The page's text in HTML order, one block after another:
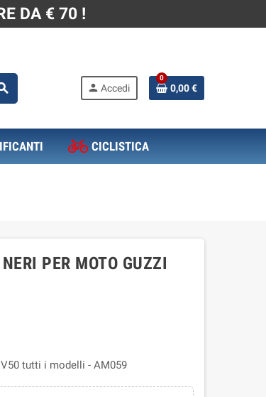
DA € 70 !
person Accedi
0
0,00 €
CICLISTICA
PER MOTO GUZZI
tutti i modelli - AM059